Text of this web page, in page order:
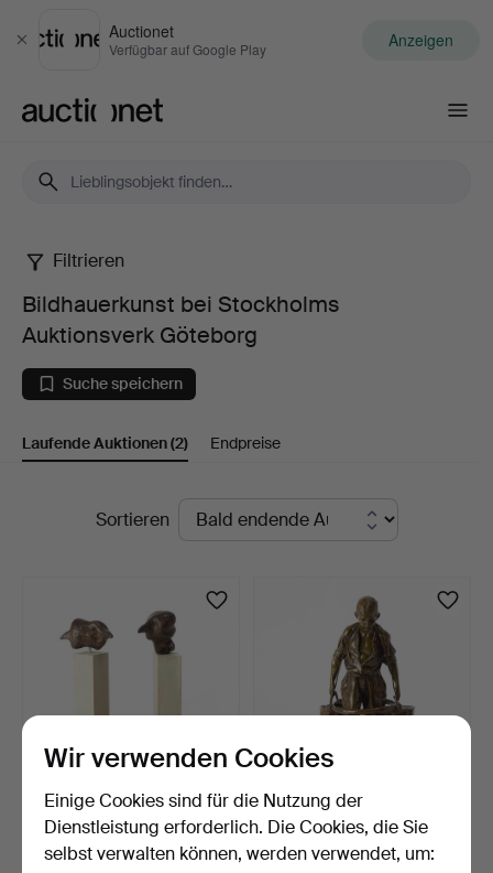
Schließen
Auctionet
Verfügbar auf Google Play Anzeigen
Bildhauerkunst
bei
Stockholms
Auktionsverk
Filtrieren
Bildhauerkunst bei Stockholms
Auktionsverk Göteborg
Suche speichern
Laufende Auktionen(2) Endpreise
LaufendeSortieren
GUDRUN EDUARDS.
Skulptur, "Porträttgalleri…
1 Tag
JUAN JOSÉ CARDONA
MORERA. Skulptur,
Bronze…
1 Tag
Wir verwenden Cookies
Einige Cookies sind für die Nutzung der
Dienstleistung erforderlich. Die Cookies, die Sie
selbst verwalten können, werden verwendet, um: